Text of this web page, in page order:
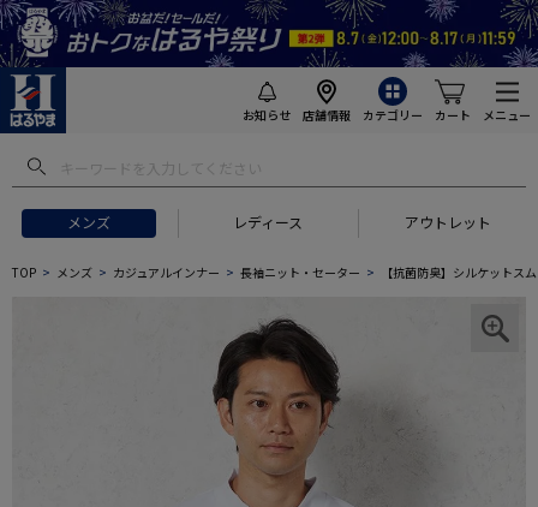
お知らせ 店舗情報 カテゴリー カート メニュー
メンズ レディース アウトレット
TOP メンズ カジュアルインナー 長袖ニット・セーター 【抗菌防臭】シルケットス